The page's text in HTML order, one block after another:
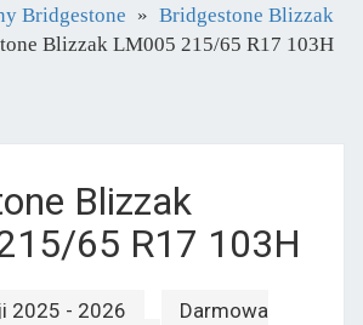
Bridgestone
Bridgestone Blizzak
Blizzak LM005 215/65 R17 103H
Blizzak
65 R17 103H
2025 - 2026
Darmowa